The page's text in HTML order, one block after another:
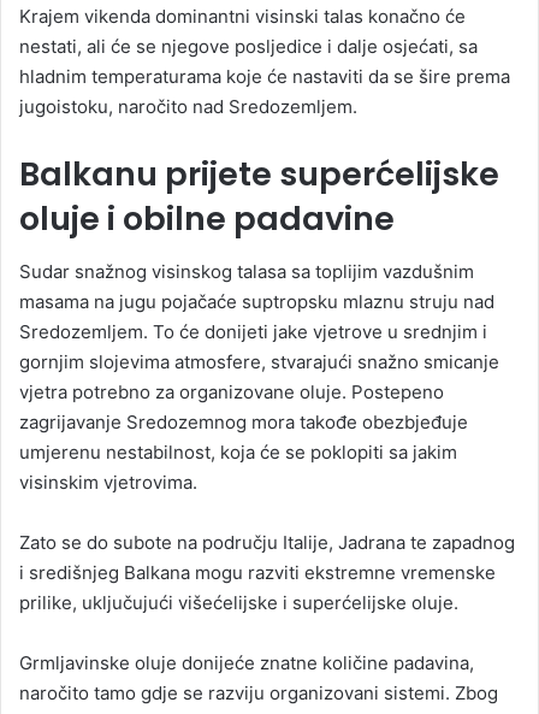
Krajem vikenda dominantni visinski talas konačno će
nestati, ali će se njegove posljedice i dalje osjećati, sa
hladnim temperaturama koje će nastaviti da se šire prema
jugoistoku, naročito nad Sredozemljem.
Balkanu prijete superćelijske
oluje i obilne padavine
Sudar snažnog visinskog talasa sa toplijim vazdušnim
masama na jugu pojačaće suptropsku mlaznu struju nad
Sredozemljem. To će donijeti jake vjetrove u srednjim i
gornjim slojevima atmosfere, stvarajući snažno smicanje
vjetra potrebno za organizovane oluje. Postepeno
zagrijavanje Sredozemnog mora takođe obezbjeđuje
umjerenu nestabilnost, koja će se poklopiti sa jakim
visinskim vjetrovima.
Zato se do subote na području Italije, Jadrana te zapadnog
i središnjeg Balkana mogu razviti ekstremne vremenske
prilike, uključujući višećelijske i superćelijske oluje.
Grmljavinske oluje donijeće znatne količine padavina,
naročito tamo gdje se razviju organizovani sistemi. Zbog